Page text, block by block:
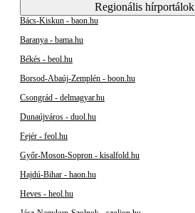
Regionális hírportálok
Bács-Kiskun - baon.hu
Baranya - bama.hu
Békés - beol.hu
Borsod-Abaúj-Zemplén - boon.hu
Csongrád - delmagyar.hu
Dunaújváros - duol.hu
Fejér - feol.hu
Győr-Moson-Sopron - kisalfold.hu
Hajdú-Bihar - haon.hu
Heves - heol.hu